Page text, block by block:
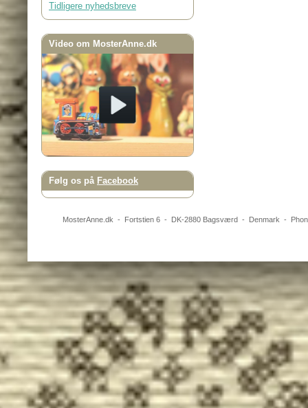
Tidligere nyhedsbreve
Video om MosterAnne.dk
Følg os på Facebook
MosterAnne.dk - Fortstien 6- DK-2880 Bagsværd- Denmark -